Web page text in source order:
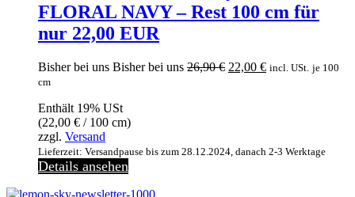
FLORAL NAVY – Rest 100 cm für
nur 22,00 EUR
Bisher bei uns Bisher bei uns 26,90€ Ursprünglicher
22,00 €Aktueller
incl. USt. je 100
cm
Enthält 19% USt
(22,00 € / 100 cm)
zzgl. Versand
Lieferzeit: Versandpause bis zum 28.12.2024, danach 2-3 Werktage
Details ansehen